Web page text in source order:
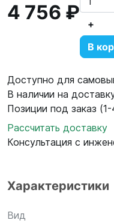
4 756 ₽
+
В
Доступно для
В наличии на
Позиции под заказ
Рассчитать доставку
Консультация с
Характеристики
Вид